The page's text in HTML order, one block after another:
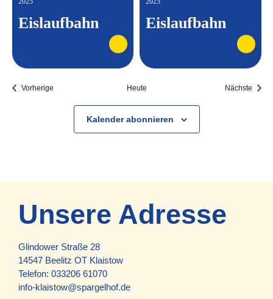
Eislaufbahn Eislaufbahn
VorherigeVeranstaltungen Heute Nächste
Kalender abonnieren
Unsere Adresse
Glindower Straße 28
14547 Beelitz OT Klaistow
Telefon: 033206 61070
info-klaistow@spargelhof.de